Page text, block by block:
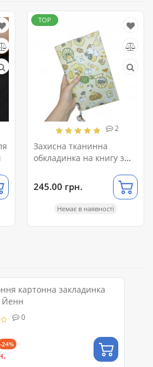
TOP
2
Захисна тканинна
обкладинка на книгу з
245.00 грн.
Немає в наявності
картонна закладинка
Йенн
0
-24%